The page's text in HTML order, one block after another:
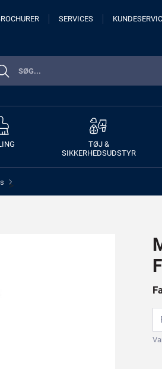
SERVICES
TØJ &
SIKKERHEDSUDSTYR
>